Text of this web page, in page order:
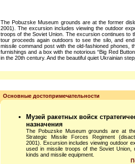
The Pobuzske Museum grounds are at the former
2001). The excursion includes viewing the outdoor
troops of the Soviet Union. The excursion continues to
tour proceeds again outdoors to see the silo, and
missile command post with the old-fashioned phones,
furnishings and a box with the notorious “Big Red
in the 20th century. And the beautiful quiet Ukrainian
Основные достопримечательности
Музей ракетных войск
назначения
The Pobuzske Museum grounds are at
Strategic Missile Forces Regiment
2001). Excursion includes viewing outdoor
used in missile troops of the Soviet Union,
kinds and missile equipment.